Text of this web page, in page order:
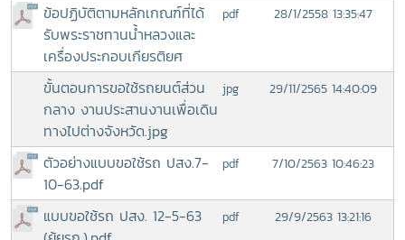
ข้อปฏิบัติตามหลักเกณฑ์ที่ได้
รับพระราชทานน้ำหลวงและ
เครื่องประกอบเกียรติยศ
pdf 28/1/2558 13:35:47
ขั้นตอนการขอใช้รถยนต์ส่วน
กลาง งานประสานงานเพื่อเดิน
ทางไปต่างจังหวัด.jpg
jpg 29/11/2565 14:40:09
ตัวอย่างแบบขอใช้รถ ปสง.7-
10-63.pdf
pdf 7/10/2563 10:46:23
แบบขอใช้รถ ปสง. 12-5-63
pdf 29/9/2563 13:21:16